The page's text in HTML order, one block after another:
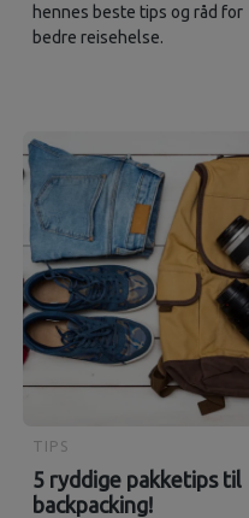
hennes beste tips og råd for
bedre reisehelse.
TIPS
5 ryddige pakketips til
backpacking!